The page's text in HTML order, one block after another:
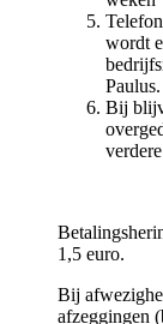
wordt
Paulus.
Bij
1,5 euro.
Bij
afzeggingen